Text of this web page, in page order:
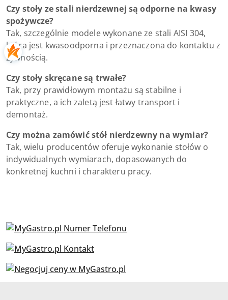
Czy stoły ze stali nierdzewnej są odporne na kwasy
spożywcze?
Tak, szczególnie modele wykonane ze stali AISI 304,
która jest kwasoodporna i przeznaczona do kontaktu z
żywnością.
Czy stoły skręcane są trwałe?
Tak, przy prawidłowym montażu są stabilne i
praktyczne, a ich zaletą jest łatwy transport i
demontaż.
Czy można zamówić stół nierdzewny na wymiar?
Tak, wielu producentów oferuje wykonanie stołów o
indywidualnych wymiarach, dopasowanych do
konkretnej kuchni i charakteru pracy.